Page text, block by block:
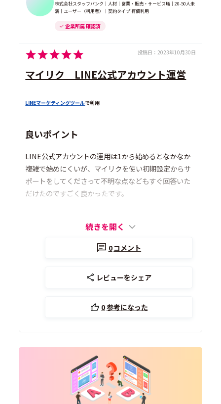
株式会社スタッフバンク｜人材｜営業・販売・サービス職｜20-50人未
満｜ユーザー（利用者）｜契約タイプ 有償利用
企業所属 確認済
投稿日： 2023年10月30日
マイリク LINE公式アカウント運営
LINEマーケティングツールで利用
良いポイント
LINE公式アカウントの運用は1から始めるとなかなか
複雑で始めにくいが、マイリクを使い初期設定からサ
ポートをしてくださって不明な点などもすぐ回答いた
だけたのですごく良かったです。
続きを開く
0コメント
レビューをシェア
0参考になった